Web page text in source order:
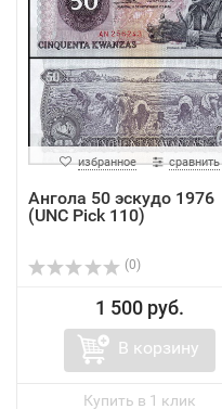
избранное сравнить
Ангола 50 эскудо 1976
(UNC Pick 110)
(0)
1 500 руб.
В корзину